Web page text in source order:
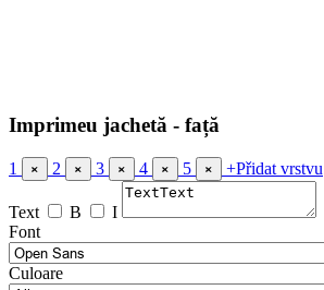
Imprimeu jachetă - față
1 × 2 × 3 × 4 × 5 × +Přidat vrstvu
Text B
I
Font
Culoare